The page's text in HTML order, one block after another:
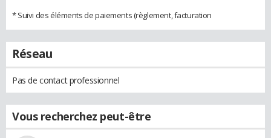
* Suivi des éléments de paiements (règlement, facturation
Réseau
Pas de contact professionnel
Vous recherchez peut-être